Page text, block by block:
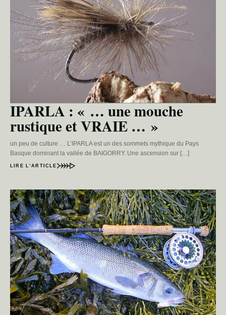
IPARLA : « … une mouche
rustique et VRAIE … »
un peu de culture … L’IPARLA est un des sommets mythique du Pays
Basque dominant la vallée de BAIGORRY. Une ascension sur […]
LIRE L’ARTICLE